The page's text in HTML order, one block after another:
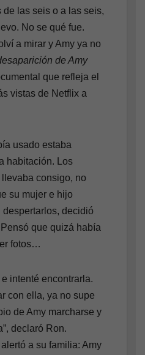
las seis o a las seis,
No se qué fue.
a mirar y Amy ya no
de Amy
que refleja el
vistas de Netflix a
usado estaba
habitación. Los
consigo, no
su mujer e hijo
decidió
que quizá había
fotos…
intenté encontrarla.
con ella, ya no supe
de Amy marcharse y
declaró Ron.
a su familia: Amy